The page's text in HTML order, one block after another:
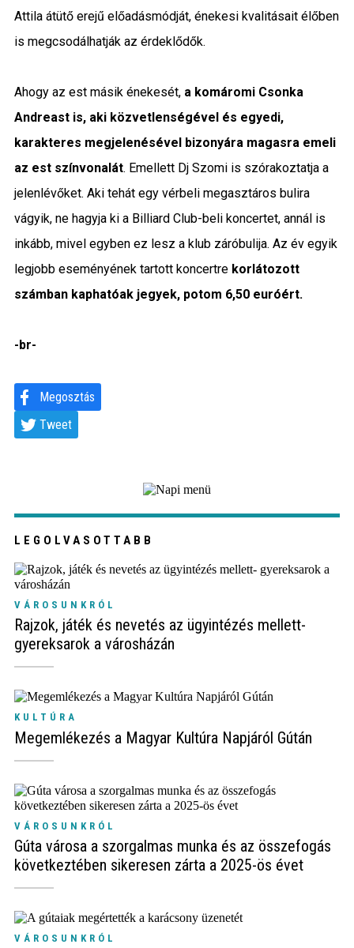
Sport
Attila átütő erejű előadásmódját, énekesi kvalitásait élőben
is megcsodálhatják az érdeklődők.
Ahogy az est másik énekesét, a komáromi Csonka
Andreast is, aki közvetlenségével és egyedi,
karakteres megjelenésével bizonyára magasra emeli
az est színvonalát. Emellett Dj Szomi is szórakoztatja a
jelenlévőket. Aki tehát egy vérbeli megasztáros bulira
vágyik, ne hagyja ki a Billiard Club-beli koncertet, annál is
inkább, mivel egyben ez lesz a klub záróbulija. Az év egyik
legjobb eseményének tartott koncertre korlátozott
számban kaphatóak jegyek, potom 6,50 euróért.
-br-
Megosztás
Tweet
LEGOLVASOTTABB
VÁROSUNKRÓL
Rajzok, játék és nevetés az ügyintézés mellett-
gyereksarok a városházán
KULTÚRA
Megemlékezés a Magyar Kultúra Napjáról Gútán
VÁROSUNKRÓL
Gúta városa a szorgalmas munka és az összefogás
következtében sikeresen zárta a 2025-ös évet
VÁROSUNKRÓL